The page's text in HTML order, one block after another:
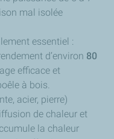
mal isolée
essentiel :
d’environ 80
efficace et
à bois.
acier, pierre)
de chaleur et
la chaleur